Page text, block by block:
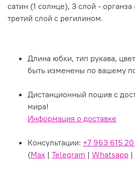
сатин (1 солнце), 3 слой -
третий слой с регилином.
Длина юбки, тип рукава,
быть изменены по вашему
Дистанционный пошив с
мира!
Информация о доставке
Консультации: +7 963 615
(Max | Telegram | Whatsapp |